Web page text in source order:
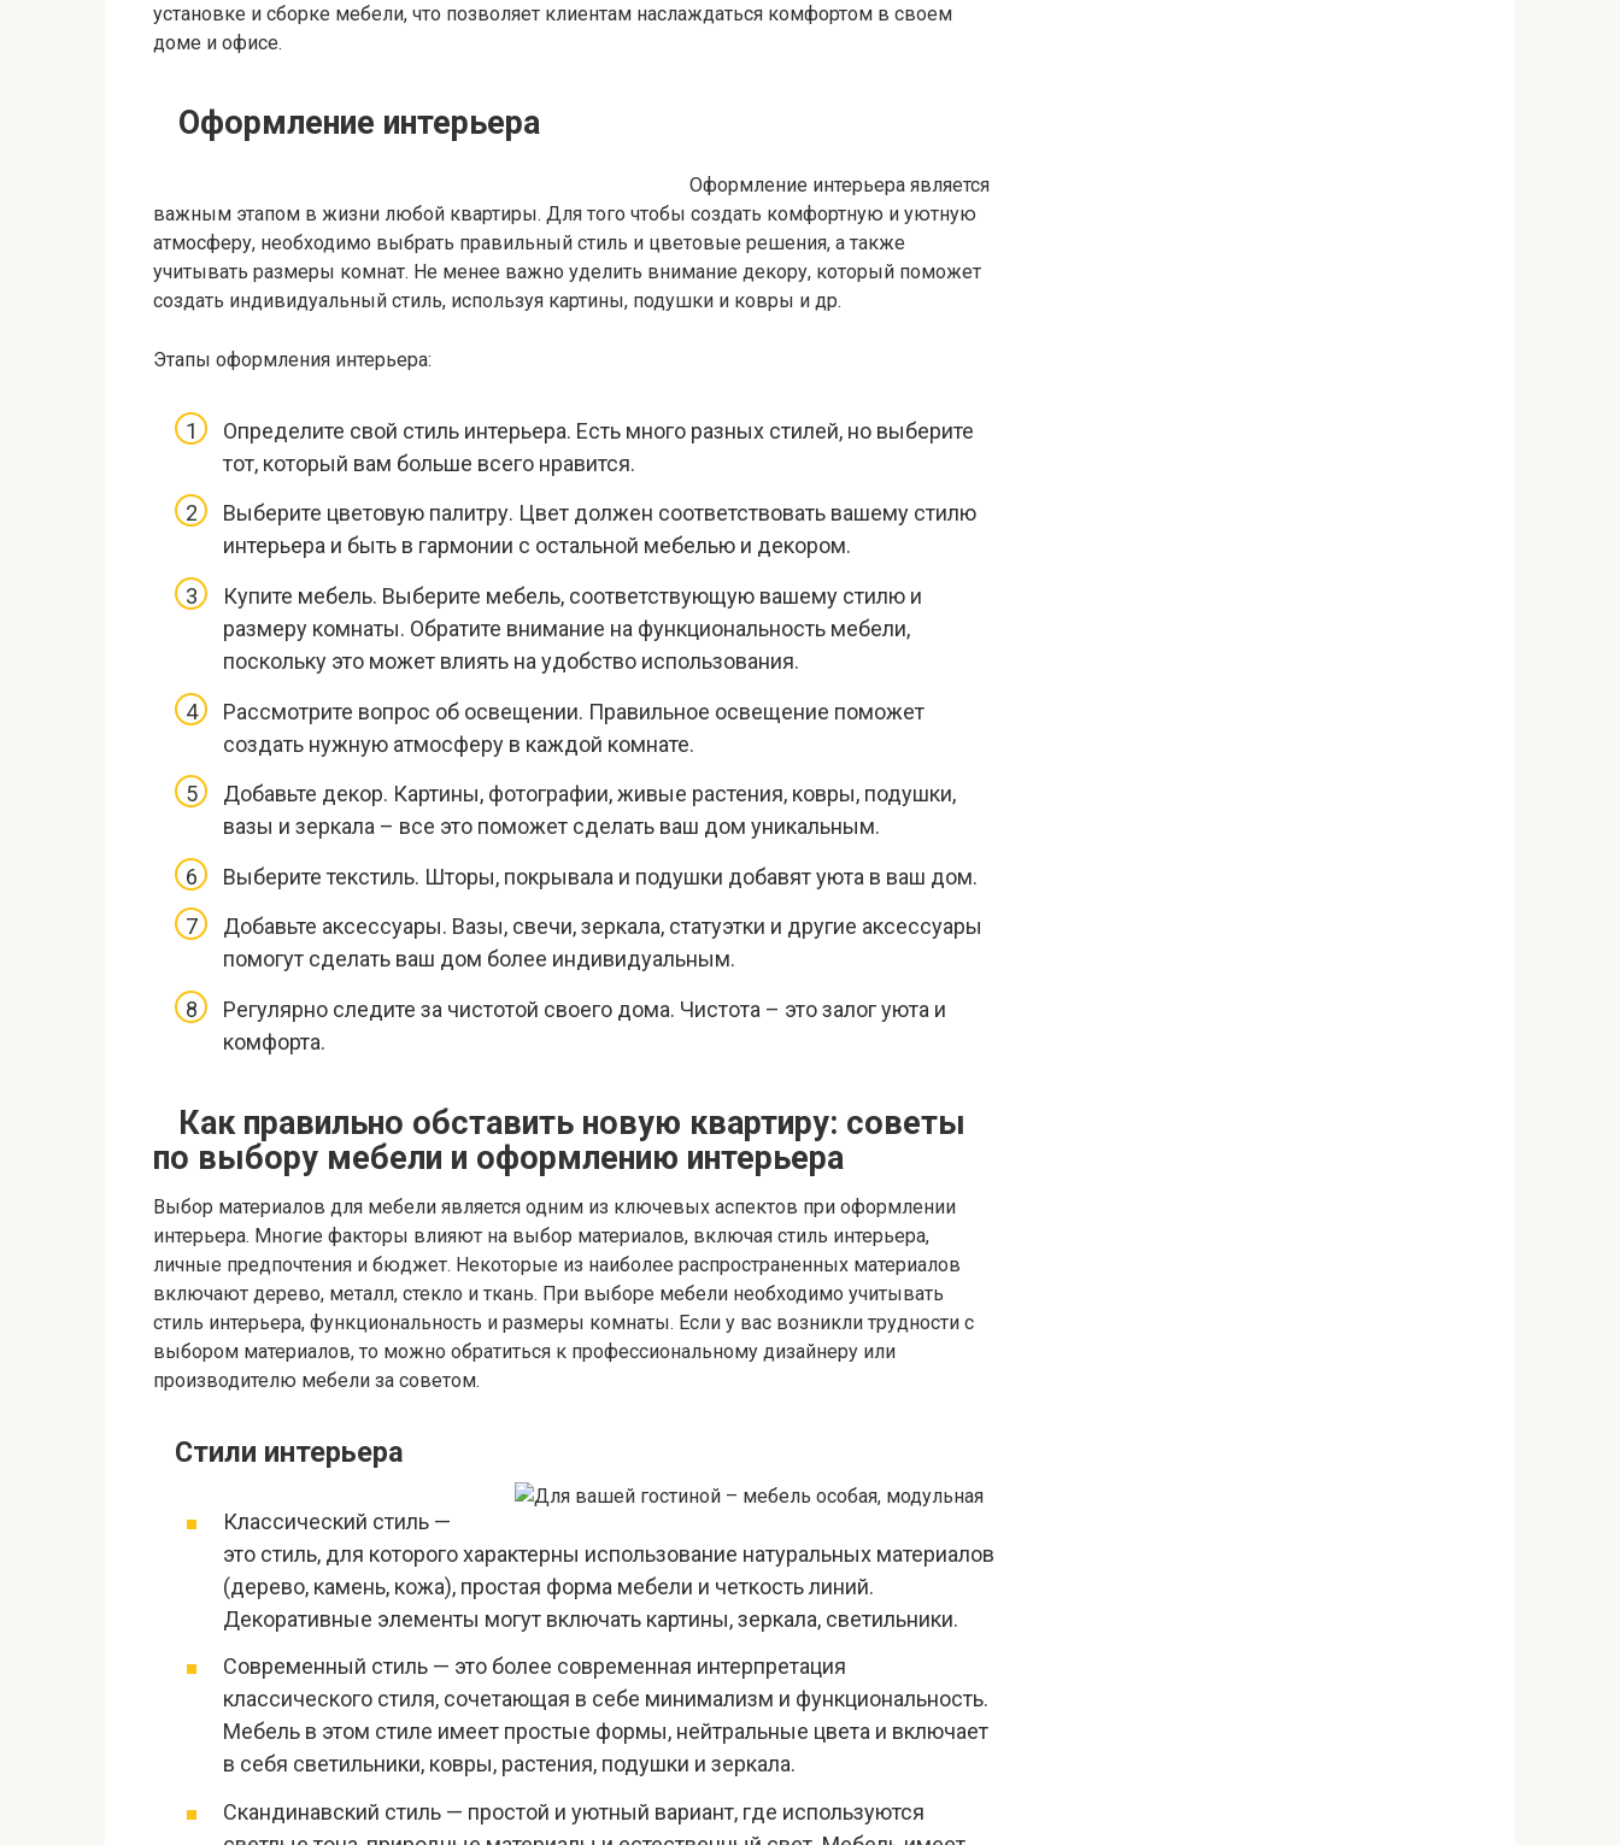
установке и сборке мебели, что позволяет клиентам наслаждаться комфортом в своем
доме и офисе.
Оформление интерьера
Оформление интерьера является
важным этапом в жизни любой квартиры. Для того чтобы создать комфортную и уютную
атмосферу, необходимо выбрать правильный стиль и цветовые решения, а также
учитывать размеры комнат. Не менее важно уделить внимание декору, который поможет
создать индивидуальный стиль, используя картины, подушки и ковры и др.
Этапы оформления интерьера:
Определите свой стиль интерьера. Есть много разных стилей, но выберите
тот, который вам больше всего нравится.
Выберите цветовую палитру. Цвет должен соответствовать вашему стилю
интерьера и быть в гармонии с остальной мебелью и декором.
Купите мебель. Выберите мебель, соответствующую вашему стилю и
размеру комнаты. Обратите внимание на функциональность мебели,
поскольку это может влиять на удобство использования.
Рассмотрите вопрос об освещении. Правильное освещение поможет
создать нужную атмосферу в каждой комнате.
Добавьте декор. Картины, фотографии, живые растения, ковры, подушки,
вазы и зеркала – все это поможет сделать ваш дом уникальным.
Выберите текстиль. Шторы, покрывала и подушки добавят уюта в ваш дом.
Добавьте аксессуары. Вазы, свечи, зеркала, статуэтки и другие аксессуары
помогут сделать ваш дом более индивидуальным.
Регулярно следите за чистотой своего дома. Чистота – это залог уюта и
комфорта.
Как правильно обставить новую квартиру: советы
по выбору мебели и оформлению интерьера
Выбор материалов для мебели является одним из ключевых аспектов при оформлении
интерьера. Многие факторы влияют на выбор материалов, включая стиль интерьера,
личные предпочтения и бюджет. Некоторые из наиболее распространенных материалов
включают дерево, металл, стекло и ткань. При выборе мебели необходимо учитывать
стиль интерьера, функциональность и размеры комнаты. Если у вас возникли трудности с
выбором материалов, то можно обратиться к профессиональному дизайнеру или
производителю мебели за советом.
Стили интерьера
Классический стиль —
это стиль, для которого характерны использование натуральных материалов
(дерево, камень, кожа), простая форма мебели и четкость линий.
Декоративные элементы могут включать картины, зеркала, светильники.
Современный стиль — это более современная интерпретация
классического стиля, сочетающая в себе минимализм и функциональность.
Мебель в этом стиле имеет простые формы, нейтральные цвета и включает
в себя светильники, ковры, растения, подушки и зеркала.
Скандинавский стиль — простой и уютный вариант, где используются